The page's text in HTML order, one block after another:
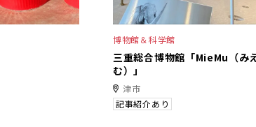
博物館＆科学館
三重総合博物館「MieMu（み
む）」
津市
記事紹介あり